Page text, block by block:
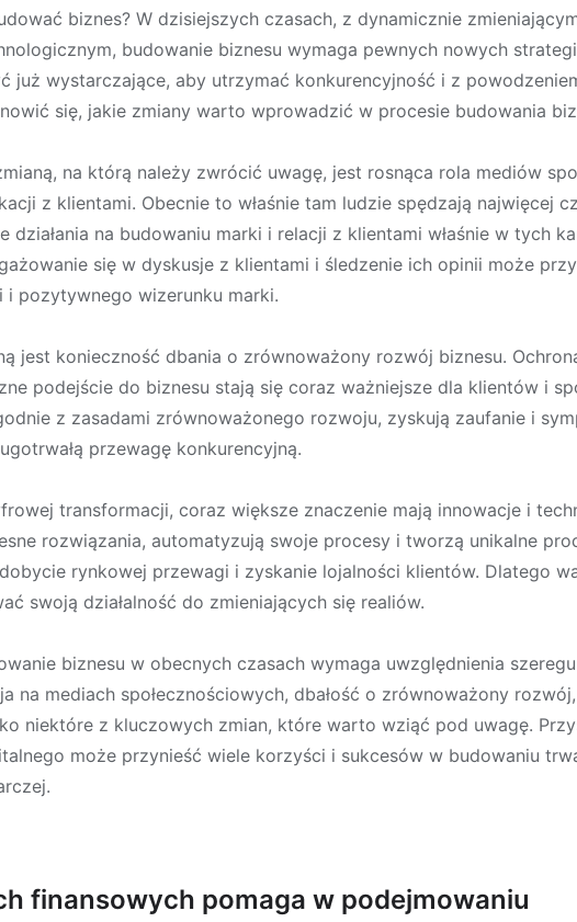
biznes? W dzisiejszych czasach, z dynamicznie
budowanie biznesu wymaga pewnych nowych
już wystarczające, aby utrzymać konkurencyjność i z
się, jakie zmiany warto wprowadzić w procesie budowania
na którą należy zwrócić uwagę, jest rosnąca rola mediów
z klientami. Obecnie to właśnie tam ludzie spędzają najwięcej
działania na budowaniu marki i relacji z klientami właśnie w tych
się w dyskusje z klientami i śledzenie ich opinii może
i pozytywnego wizerunku marki.
jest konieczność dbania o zrównoważony rozwój biznesu.
podejście do biznesu stają się coraz ważniejsze dla klientów i
z zasadami zrównoważonego rozwoju, zyskują zaufanie i
przewagę konkurencyjną.
transformacji, coraz większe znaczenie mają innowacje i
rozwiązania, automatyzują swoje procesy i tworzą unikalne
rynkowej przewagi i zyskanie lojalności klientów. Dlatego
swoją działalność do zmieniających się realiów.
biznesu w obecnych czasach wymaga uwzględnienia
na mediach społecznościowych, dbałość o zrównoważony
niektóre z kluczowych zmian, które warto wziąć pod uwagę.
może przynieść wiele korzyści i sukcesów w budowaniu
finansowych pomaga w podejmowaniu